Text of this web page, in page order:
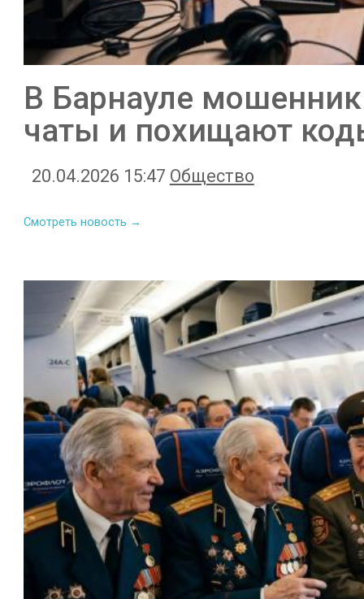
В Барнауле
чаты и похищают
20.04.2026 15:47 Общество
Смотреть новость →